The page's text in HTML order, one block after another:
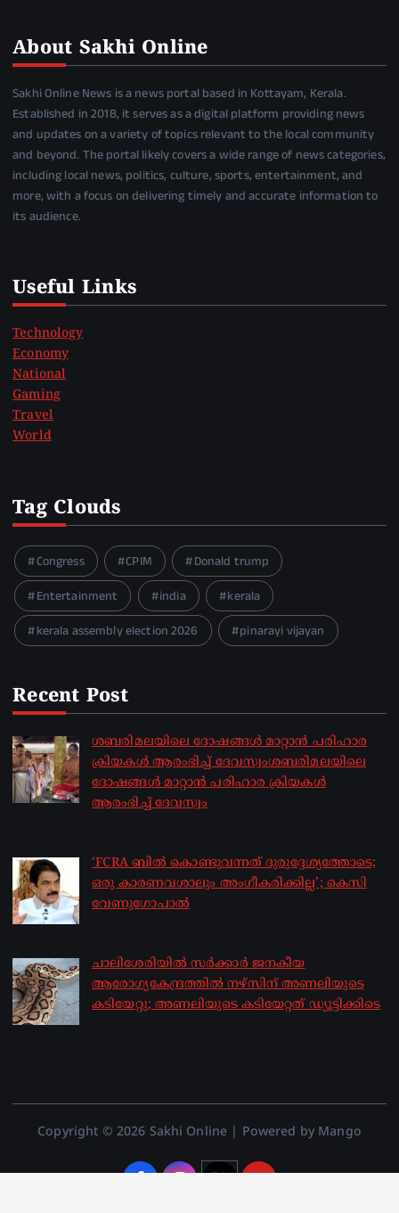
About Sakhi Online
Sakhi Online News is a news portal based in Kottayam, Kerala.
Established in 2018, it serves as a digital platform providing news
and updates on a variety of topics relevant to the local community
and beyond. The portal likely covers a wide range of news categories,
including local news, politics, culture, sports, entertainment, and
more, with a focus on delivering timely and accurate information to
its audience.
Useful Links
Technology
Economy
National
Gaming
Travel
World
Tag Clouds
Congress CPIM
Donald trump
Entertainment
india
kerala
kerala assembly election 2026
pinarayi vijayan
Recent Post
ശബരിമലയിലെ ദോഷങ്ങൾ മാറ്റാൻ പരിഹാര
ക്രിയകൾ ആരംഭിച്ച് ദേവസ്വംശബരിമലയിലെ
ദോഷങ്ങൾ മാറ്റാൻ പരിഹാര ക്രിയകൾ
ആരംഭിച്ച് ദേവസ്വം
‘FCRA ബിൽ കൊണ്ടുവന്നത് ദുരുദ്ദേശ്യത്തോടെ;
ഒരു കാരണവശാലും അം​ഗീകരിക്കില്ല’; കെസി
വേണു​ഗോപാൽ
ചാലിശേരിയില്‍ സര്‍ക്കാര്‍ ജനകീയ
ആരോഗ്യകേന്ദ്രത്തില്‍ നഴ്സിന് അണലിയുടെ
കടിയേറ്റു; അണലിയുടെ കടിയേറ്റത് ഡ്യൂട്ടിക്കിടെ
Copyright © 2026 Sakhi Online | Powered by Mango